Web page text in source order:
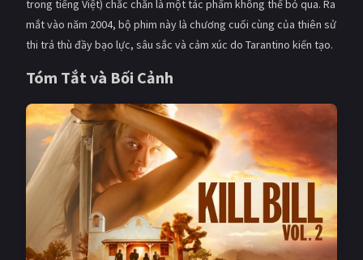
Phiêu lưu Hài hước
Viễn tưởng Khoa học - Tài liệu
Hoạt hình
Tình cảm - Lãng mạn Kỳ ảo
Giật gân Gia đình
Bí ẩn Lịch sử
Tiểu sử
GameShow DramaTV
trong tiếng Việt) chắc chắn là một tác phẩm không thể bỏ qua. Ra
mắt vào năm 2004, bộ phim này là chương cuối cùng của thiên sử
thi trả thù đầy bạo lực, sâu sắc và cảm xúc do Tarantino kiến tạo.
Tóm Tắt và Bối Cảnh